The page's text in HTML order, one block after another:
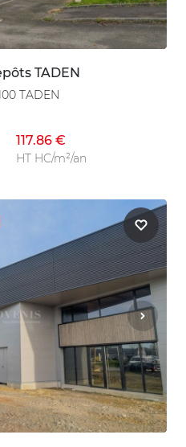
TADEN
TADEN
117.86 €
HT HC/m²/an